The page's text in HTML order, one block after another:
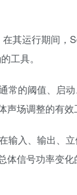
其运行期间，
工具。
常的阈值、启
场调整的有效
输入、输出、
信号功率变化